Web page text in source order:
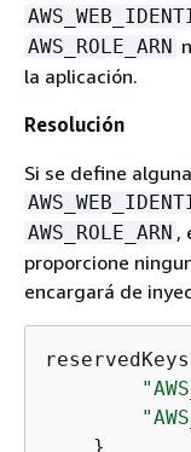
AWS_ROLE_ARN
la aplicación.
Resolución
Si se define
AWS_ROLE_ARN ,
proporcione
encargará de
    }